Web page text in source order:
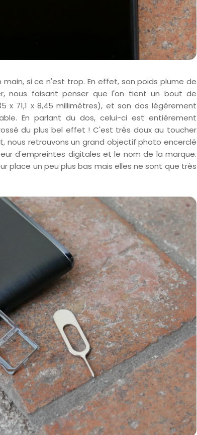
si ce n'est trop. En effet, son poids plume de
nous faisant penser que l'on tient un bout de
x 71,1 x 8,45 millimètres), et son dos légèrement
En parlant du dos, celui-ci est entièrement
du plus bel effet ! C'est très doux au toucher
nous retrouvons un grand objectif photo encerclé
d'empreintes digitales et le nom de la marque.
place un peu plus bas mais elles ne sont que très